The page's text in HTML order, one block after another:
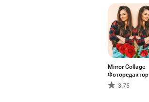
Mirror Collage
Фоторедактор
3.75